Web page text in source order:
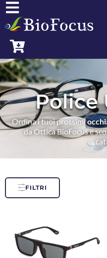
Police
Ordina i tuoi prossimi
da Ottica BioFocus e
FILTRI